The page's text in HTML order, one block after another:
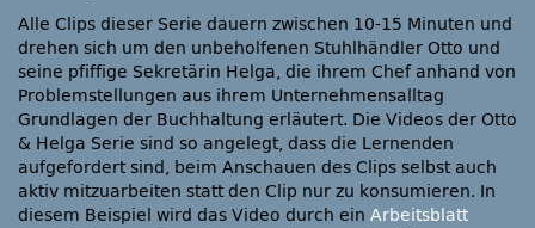
Alle Clips dieser Serie dauern zwischen 10-15 Minuten und
drehen sich um den unbeholfenen Stuhlhändler Otto und
seine pfiffige Sekretärin Helga, die ihrem Chef anhand von
Problemstellungen aus ihrem Unternehmensalltag
Grundlagen der Buchhaltung erläutert. Die Videos der Otto
& Helga Serie sind so angelegt, dass die Lernenden
aufgefordert sind, beim Anschauen des Clips selbst auch
aktiv mitzuarbeiten statt den Clip nur zu konsumieren. In
diesem Beispiel wird das Video durch ein Arbeitsblatt